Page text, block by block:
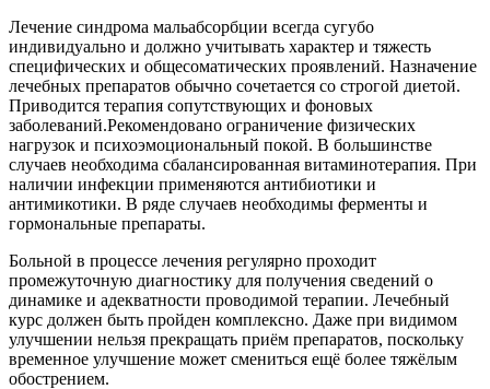
Лечение синдрома мальабсорбции всегда сугубо
индивидуально и должно учитывать характер и тяжесть
специфических и общесоматических проявлений. Назначение
лечебных препаратов обычно сочетается со строгой диетой.
Приводится терапия сопутствующих и фоновых
заболеваний.Рекомендовано ограничение физических
нагрузок и психоэмоциональный покой. В большинстве
случаев необходима сбалансированная витаминотерапия. При
наличии инфекции применяются антибиотики и
антимикотики. В ряде случаев необходимы ферменты и
гормональные препараты.
Больной в процессе лечения регулярно проходит
промежуточную диагностику для получения сведений о
динамике и адекватности проводимой терапии. Лечебный
курс должен быть пройден комплексно. Даже при видимом
улучшении нельзя прекращать приём препаратов, поскольку
временное улучшение может смениться ещё более тяжёлым
обострением.